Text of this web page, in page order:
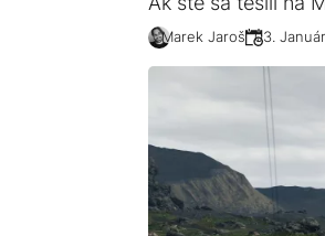
Marek Jaroš 03.